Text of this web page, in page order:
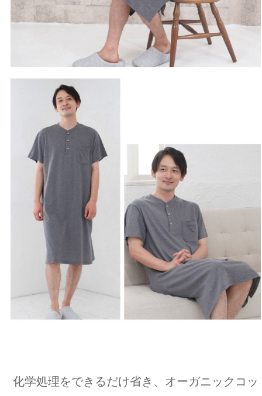
化学処理をできるだけ省き、オーガニックコッ